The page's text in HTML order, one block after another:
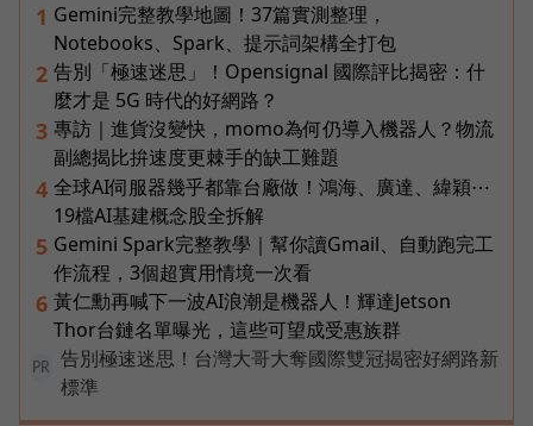
1 Gemini完整教學地圖！37篇實測整理，
Notebooks、Spark、提示詞架構全打包
2 告別「極速迷思」！Opensignal 國際評比揭密：什
麼才是 5G 時代的好網路？
3 專訪｜進貨沒變快，momo為何仍導入機器人？物流
副總揭比拚速度更棘手的缺工難題
4 全球AI伺服器幾乎都靠台廠做！鴻海、廣達、緯穎⋯
19檔AI基建概念股全拆解
5 Gemini Spark完整教學｜幫你讀Gmail、自動跑完工
作流程，3個超實用情境一次看
6 黃仁勳再喊下一波AI浪潮是機器人！輝達Jetson
Thor台鏈名單曝光，這些可望成受惠族群
PR
告別極速迷思！台灣大哥大奪國際雙冠揭密好網路新
標準